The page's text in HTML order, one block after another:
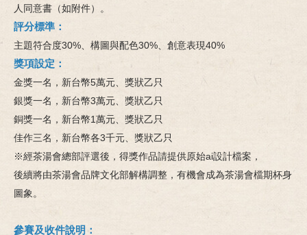
人同意書（如附件）。
評分標準：
主題符合度30%、構圖與配色30%、創意表現40%
獎項設定：
金獎一名，新台幣5萬元、獎狀乙只
銀獎一名，新台幣3萬元、獎狀乙只
銅獎一名，新台幣1萬元、獎狀乙只
佳作三名，新台幣各3千元、獎狀乙只
※經茶湯會總部評選後，得獎作品請提供原始ai設計檔案，
後續將由茶湯會品牌文化部解構調整，有機會成為茶湯會檔期杯身
圖象。
參賽及收件說明：